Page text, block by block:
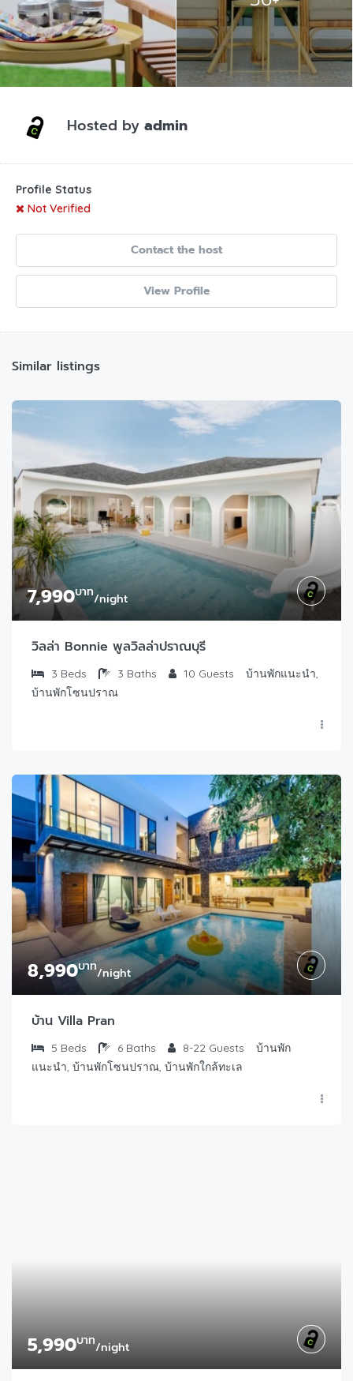
Hosted by admin
Profile Status
Not Verified
Contact the host
View Profile
Similar listings
7,990บาท/night
วิลล่า Bonnie พูลวิลล่าปราณบุรี
3 Beds 3 Baths 10 Guests
บ้านพักแนะนำ,
บ้านพักโซนปราณ
8,990บาท/night
บ้าน Villa Pran
5 Beds 6 Baths 8-22 Guests
บ้านพัก
แนะนำ, บ้านพักโซนปราณ, บ้านพักใกล้ทะเล
5,990บาท/night